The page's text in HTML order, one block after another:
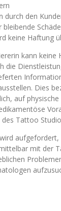
durch den
keine Haftung
kann keine
die
Dies
auf
Tattoo
aufgefordert,
mit der